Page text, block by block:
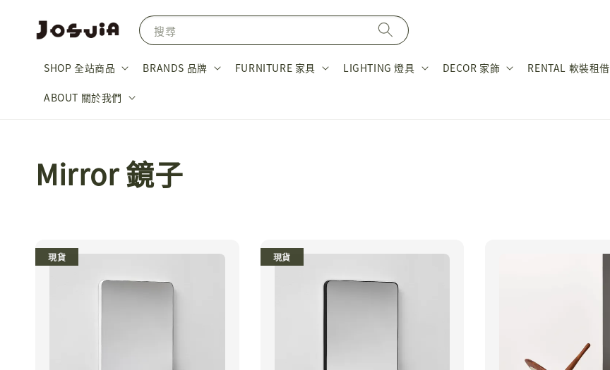
搜尋
SHOP 全站商品 BRANDS 品牌 FURNITURE 家具 LIGHTING 燈具 DECOR 家飾 RENTAL 軟裝租借
ABOUT 關於我們
Mirror 鏡子
現貨 現貨